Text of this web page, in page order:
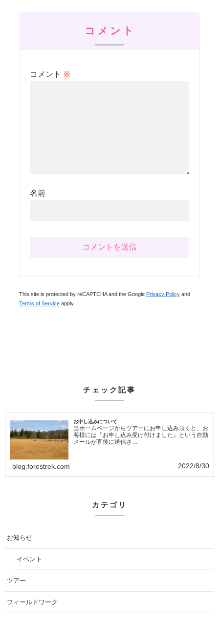
コメント
コメント ※
名前
This site is protected by reCAPTCHA and the Google Privacy Policy and
Terms of Service apply.
チェック記事
お申し込みについて
当ホームページからツアーにお申し込み頂くと、お
客様には『お申し込み受け付けました』という自動
メールが直後に送信さ…
blog.forestrek.com 2022/8/30
カテゴリ
お知らせ
イベント
ツアー
フィールドワーク